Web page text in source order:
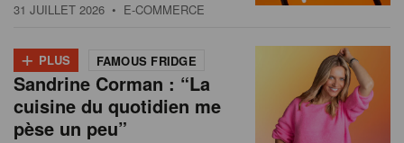
31 JUILLET 2026 • E-COMMERCE
+ PLUS FAMOUS FRIDGE
Sandrine Corman : “La
cuisine du quotidien me
pèse un peu”